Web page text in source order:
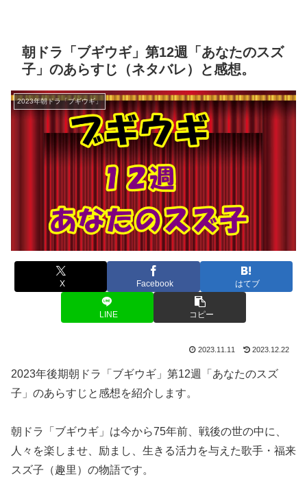
朝ドラ「ブギウギ」第12週「あなたのスズ
子」のあらすじ（ネタバレ）と感想。
2023年朝ドラ「ブギウギ」
X Facebook はてブ
LINE コピー
2023.11.11 2023.12.22
2023年後期朝ドラ「ブギウギ」第12週「あなたのスズ
子」のあらすじと感想を紹介します。
朝ドラ「ブギウギ」は今から75年前、戦後の世の中に、
人々を楽しませ、励まし、生きる活力を与えた歌手・福来
スズ子（趣里）の物語です。